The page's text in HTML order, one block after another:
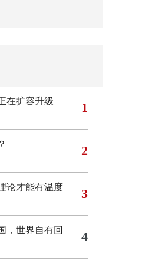
在扩容升级 1
2
论才能有温度 3
，世界自有回
4